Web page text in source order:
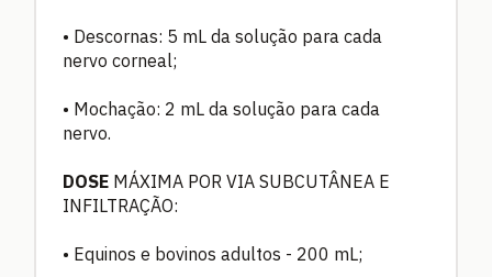
• Descornas: 5 mL da solução para cada
nervo corneal;
• Mochação: 2 mL da solução para cada
nervo.
DOSE MÁXIMA POR VIA SUBCUTÂNEA E
INFILTRAÇÃO:
• Equinos e bovinos adultos - 200 mL;